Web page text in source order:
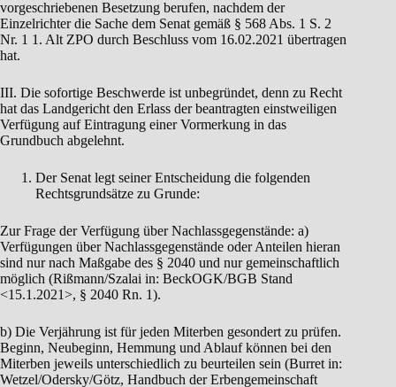
vorgeschriebenen Besetzung berufen, nachdem der
Einzelrichter die Sache dem Senat gemäß § 568 Abs. 1 S. 2
Nr. 1 1. Alt ZPO durch Beschluss vom 16.02.2021 übertragen
hat.
III. Die sofortige Beschwerde ist unbegründet, denn zu Recht
hat das Landgericht den Erlass der beantragten einstweiligen
Verfügung auf Eintragung einer Vormerkung in das
Grundbuch abgelehnt.
Der Senat legt seiner Entscheidung die folgenden
Rechtsgrundsätze zu Grunde:
Zur Frage der Verfügung über Nachlassgegenstände: a)
Verfügungen über Nachlassgegenstände oder Anteilen hieran
sind nur nach Maßgabe des § 2040 und nur gemeinschaftlich
möglich (Rißmann/Szalai in: BeckOGK/BGB Stand
<15.1.2021>, § 2040 Rn. 1).
b) Die Verjährung ist für jeden Miterben gesondert zu prüfen.
Beginn, Neubeginn, Hemmung und Ablauf können bei den
Miterben jeweils unterschiedlich zu beurteilen sein (Burret in:
Wetzel/Odersky/Götz, Handbuch der Erbengemeinschaft